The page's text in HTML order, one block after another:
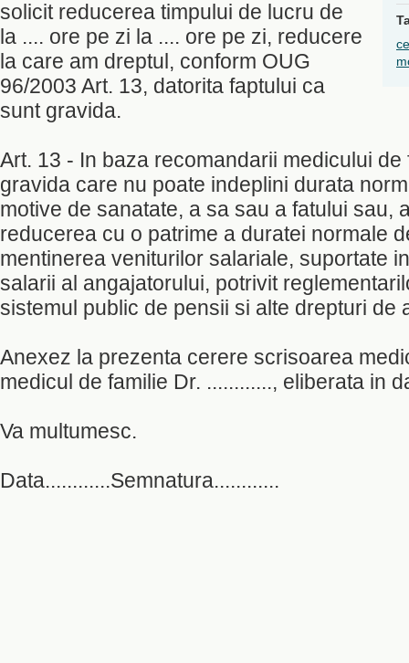
solicit reducerea timpului de lucru de
la .... ore pe zi la .... ore pe zi, reducere
la care am dreptul, conform OUG
96/2003 Art. 13, datorita faptului ca
sunt gravida.
Art. 13 - In baza recomandarii medicului de
gravida care nu poate indeplini durata
motive de sanatate, a sa sau a fatului sau,
reducerea cu o patrime a duratei normale
mentinerea veniturilor salariale, suportate
salarii al angajatorului, potrivit
sistemul public de pensii si alte drepturi de
Anexez la prezenta cerere scrisoarea
medicul de familie Dr. ............, eliberata in
Va multumesc.
Data............Semnatura............